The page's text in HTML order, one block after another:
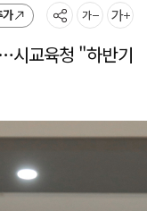
시교육청 "하반기